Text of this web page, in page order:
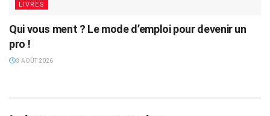
LIVRES
Qui vous ment ? Le mode d’emploi pour devenir un
pro !
3 AOÛT 2026